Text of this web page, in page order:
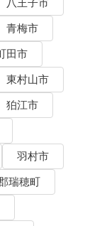
八王子市
青梅市
田市
東村山市
狛江市
羽村市
瑞穂町